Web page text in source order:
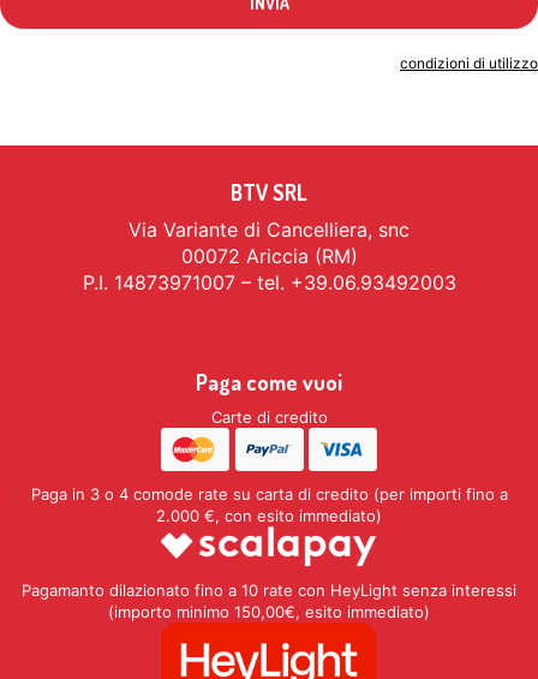
condizioni di utilizzo
BTV SRL
Via Variante di Cancelliera, snc
00072 Ariccia (RM)
P.I. 14873971007 – tel. +39.06.93492003
Paga come vuoi
Carte di credito
Paga in 3 o 4 comode rate su carta di credito (per importi fino a
2.000 €, con esito immediato)
Pagamanto dilazionato fino a 10 rate con HeyLight senza interessi
(importo minimo 150,00€, esito immediato)